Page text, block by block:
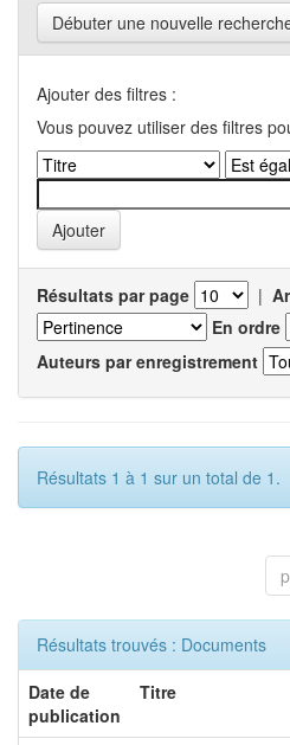
Débuter une nouvelle
Ajouter des filtres :
Vous pouvez utiliser des filtres
Résultats par page |
En ordre
Auteurs par enregistrement
Résultats 1 à 1 sur un total de 1.
Résultats trouvés : Documents
Date de
publication
Titre